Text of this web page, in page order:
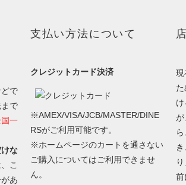
で
で
一
な
こ
あ
支払い方法について
クレジットカード決済
※AMEX/VISA/JCB/MASTER/DINE
RSがご利用可能です。
※ホームページのカートを通さない
ご購入についてはご利用できませ
ん。
現
が
前